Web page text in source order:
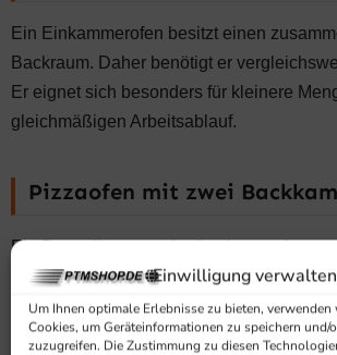
Einwilligung verwalten
Um Ihnen optimale Erlebnisse zu bieten,
Cookies, um Geräteinformationen zu speichern und/
zuzugreifen. Die Zustimmung zu diesen
Ein Einkammerofen besitzt einen
Backraum. Daher benötigt er
Er eignet sich besonders für kleinere
gleichmäßigen Arbeitsablauf.
Pizzaofen mit zwei
Ein Doppelkammerofen besitzt zwei
Dadurch können mehr Pizzen gleichzeitig
werden. Außerdem lassen sich die
verschiedenen Temperaturen betreiben.